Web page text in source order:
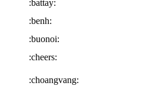
:battay:
:benh:
:buonoi:
:cheers:
:choangvang: